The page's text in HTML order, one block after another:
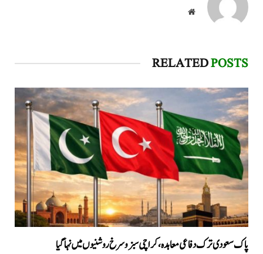
Website
RELATEDPOSTS
پاک سعودی ترک دفاعی معاہدہ، کراچی سبز و سرخ روشنیوں میں نہا گیا